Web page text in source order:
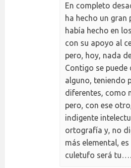
En completo
ha hecho un gran
había hecho en
con su apoyo al
pero, hoy, nada
Contigo se
alguno, teniendo
diferentes, como
pero, con ese
indigente
ortografía y, no
más elemental,
culetufo será